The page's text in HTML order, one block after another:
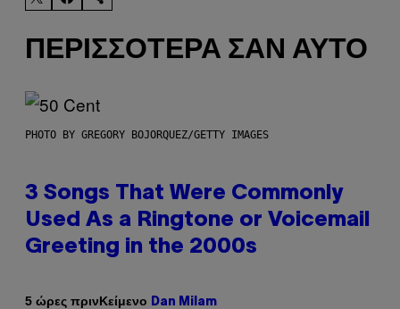
ΠΕΡΙΣΣΌΤΕΡΑ ΣΑΝ ΑΥΤΌ
PHOTO BY GREGORY BOJORQUEZ/GETTY IMAGES
3 Songs That Were Commonly
Used As a Ringtone or Voicemail
Greeting in the 2000s
5 ώρες πρινΚείμενο Dan Milam